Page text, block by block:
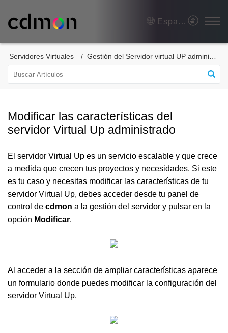
Español (España)
Servidores Virtuales Gestión del Servidor virtual UP administrado
Modificar las características del
servidor Virtual Up administrado
El servidor Virtual Up es un servicio escalable y que crece
a medida que crecen tus proyectos y necesidades. Si este
es tu caso y necesitas modificar las características de tu
servidor Virtual Up, debes acceder desde tu panel de
control de cdmon a la gestión del servidor y pulsar en la
opción Modificar.
Al acceder a la sección de ampliar características aparece
un formulario donde puedes modificar la configuración del
servidor Virtual Up.